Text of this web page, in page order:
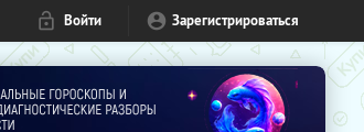
Войти Зарегистрироваться